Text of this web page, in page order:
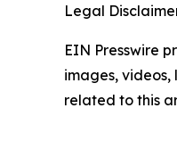
Legal
EIN Presswire
images,
related to this